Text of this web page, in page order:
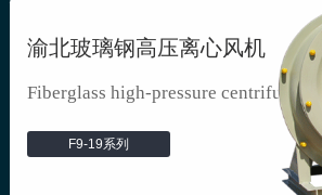
渝北玻璃钢高压离心风机
Fiberglass high-pressure centrifuga...
F9-19系列